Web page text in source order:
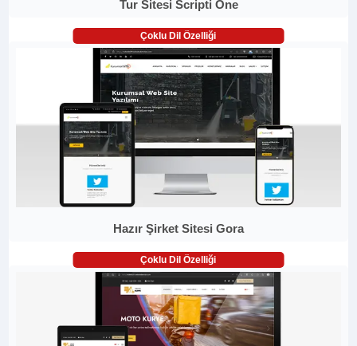
Tur Sitesi Scripti One
Çoklu Dil Özelliği
Hazır Şirket Sitesi Gora
Çoklu Dil Özelliği